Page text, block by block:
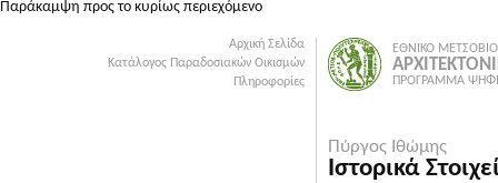
Παράκαμψη προς το κυρίως περιεχόμενο
Αρχική Σελίδα
Κατάλογος Παραδοσιακών Οικισμών
Πληροφορίες
ΕΘΝΙΚΟ
ΠΡΟΓΡΑΜΜΑ
Πύργος Ιθώμης
Ιστορικά